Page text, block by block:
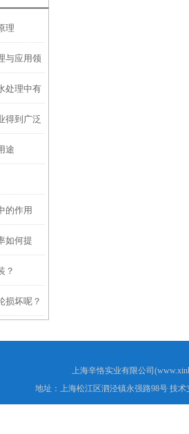
理
与应用领
处理中有
得到广泛
途
的作用
如何提
？
损坏呢？
上海辛恪实业有限公司
地址：上海松江区泗泾镇永强路98号 技术